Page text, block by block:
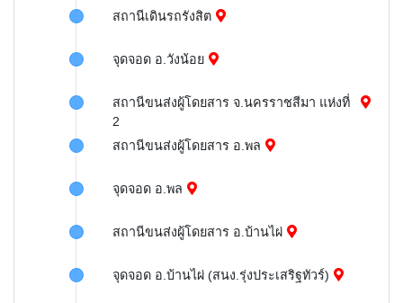
สถานีเดินรถรังสิต
จุดจอด อ.วังน้อย
สถานีขนส่งผู้โดยสาร จ.นครราชสีมา แห่งที่
2
สถานีขนส่งผู้โดยสาร อ.พล
จุดจอด อ.พล
สถานีขนส่งผู้โดยสาร อ.บ้านไผ่
จุดจอด อ.บ้านไผ่ (สนง.รุ่งประเสริฐทัวร์)